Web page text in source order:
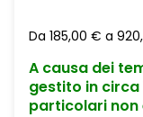
Da 185,00 € a
A causa dei
gestito in circa
particolari non